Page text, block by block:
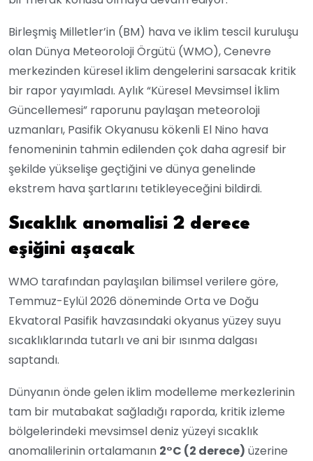
Birleşmiş Milletler’in (BM) hava ve iklim tescil kuruluşu
olan Dünya Meteoroloji Örgütü (WMO), Cenevre
merkezinden küresel iklim dengelerini sarsacak kritik
bir rapor yayımladı. Aylık “Küresel Mevsimsel İklim
Güncellemesi” raporunu paylaşan meteoroloji
uzmanları, Pasifik Okyanusu kökenli El Nino hava
fenomeninin tahmin edilenden çok daha agresif bir
şekilde yükselişe geçtiğini ve dünya genelinde
ekstrem hava şartlarını tetikleyeceğini bildirdi.
Sıcaklık anomalisi 2 derece
eşiğini aşacak
WMO tarafından paylaşılan bilimsel verilere göre,
Temmuz-Eylül 2026 döneminde Orta ve Doğu
Ekvatoral Pasifik havzasındaki okyanus yüzey suyu
sıcaklıklarında tutarlı ve ani bir ısınma dalgası
saptandı.
Dünyanın önde gelen iklim modelleme merkezlerinin
tam bir mutabakat sağladığı raporda, kritik izleme
bölgelerindeki mevsimsel deniz yüzeyi sıcaklık
anomalilerinin ortalamanın 2°C (2 derece) üzerine